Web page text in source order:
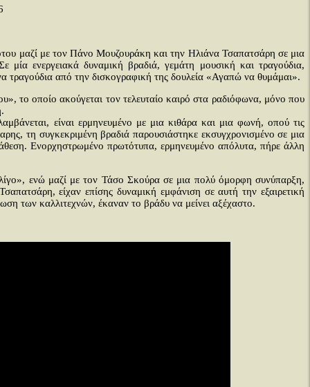
μαζί με τον Πάνο Μουζουράκη και την Ηλιάνα Τσαπατσάρη σε μια
ενεργειακά δυναμική βραδιά, γεμάτη μουσική και τραγούδια,
τραγούδια από την δισκογραφική της δουλεία «Αγαπώ να θυμάμαι».
το οποίο ακούγεται τον τελευταίο καιρό στα ραδιόφωνα, μόνο που
είναι ερμηνευμένο με μια κιθάρα και μια φωνή, οπού τις
τη συγκεκριμένη βραδιά παρουσιάστηκε εκσυγχρονισμένο σε μια
Ενορχηστρωμένο πρωτότυπα, ερμηνευμένο απόλυτα, πήρε άλλη
ενώ μαζί με τον Τάσο Σκούρα σε μια πολύ όμορφη συνύπαρξη,
είχαν επίσης δυναμική εμφάνιση σε αυτή την εξαιρετική
των καλλιτεχνών, έκαναν το βράδυ να μείνει αξέχαστο.